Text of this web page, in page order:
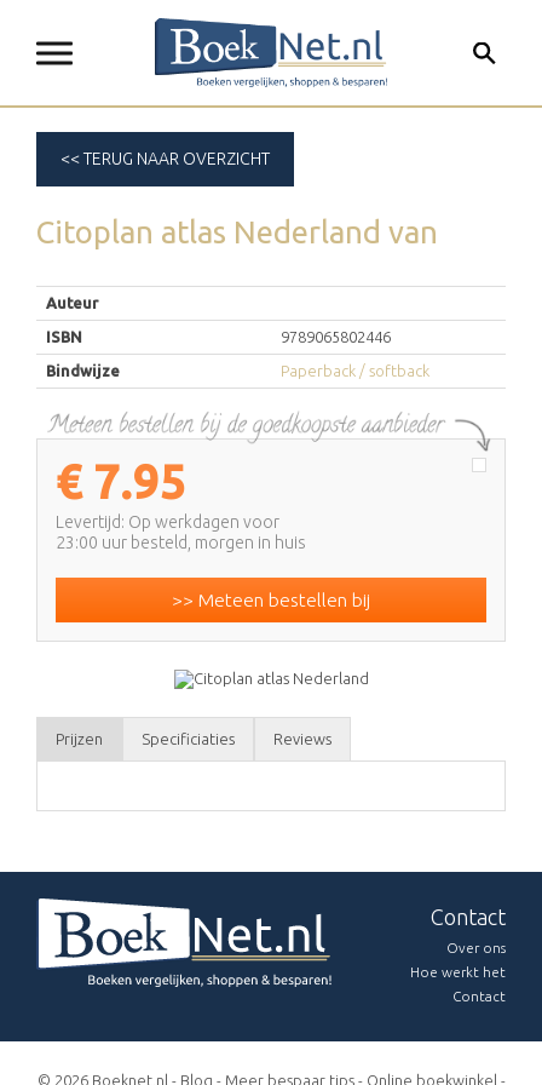
<< TERUG NAAR OVERZICHT
Citoplan atlas Nederland van
Auteur
ISBN
9789065802446
Bindwijze
Paperback / softback
€ 7.95
Levertijd: Op werkdagen voor
23:00 uur besteld, morgen in huis
>> Meteen bestellen bij
Prijzen Specificiaties Reviews
Contact
Over ons
Hoe werkt het
Contact
© 2026 Boeknet.nl - Blog - Meer bespaar tips- Online boekwinkel -